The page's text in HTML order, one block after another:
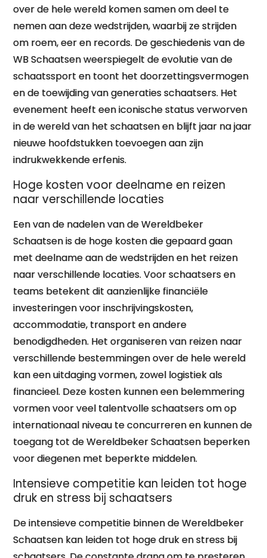
over de hele wereld komen samen om deel te
nemen aan deze wedstrijden, waarbij ze strijden
om roem, eer en records. De geschiedenis van de
WB Schaatsen weerspiegelt de evolutie van de
schaatssport en toont het doorzettingsvermogen
en de toewijding van generaties schaatsers. Het
evenement heeft een iconische status verworven
in de wereld van het schaatsen en blijft jaar na jaar
nieuwe hoofdstukken toevoegen aan zijn
indrukwekkende erfenis.
Hoge kosten voor deelname en reizen
naar verschillende locaties
Een van de nadelen van de Wereldbeker
Schaatsen is de hoge kosten die gepaard gaan
met deelname aan de wedstrijden en het reizen
naar verschillende locaties. Voor schaatsers en
teams betekent dit aanzienlijke financiële
investeringen voor inschrijvingskosten,
accommodatie, transport en andere
benodigdheden. Het organiseren van reizen naar
verschillende bestemmingen over de hele wereld
kan een uitdaging vormen, zowel logistiek als
financieel. Deze kosten kunnen een belemmering
vormen voor veel talentvolle schaatsers om op
internationaal niveau te concurreren en kunnen de
toegang tot de Wereldbeker Schaatsen beperken
voor diegenen met beperkte middelen.
Intensieve competitie kan leiden tot hoge
druk en stress bij schaatsers
De intensieve competitie binnen de Wereldbeker
Schaatsen kan leiden tot hoge druk en stress bij